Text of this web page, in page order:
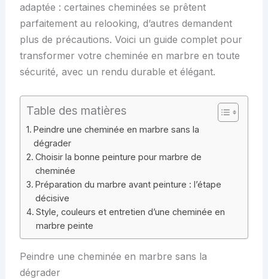
adaptée : certaines cheminées se prêtent
parfaitement au relooking, d’autres demandent
plus de précautions. Voici un guide complet pour
transformer votre cheminée en marbre en toute
sécurité, avec un rendu durable et élégant.
Table des matières
Peindre une cheminée en marbre sans la
dégrader
Choisir la bonne peinture pour marbre de
cheminée
Préparation du marbre avant peinture : l’étape
décisive
Style, couleurs et entretien d’une cheminée en
marbre peinte
Peindre une cheminée en marbre sans la
dégrader